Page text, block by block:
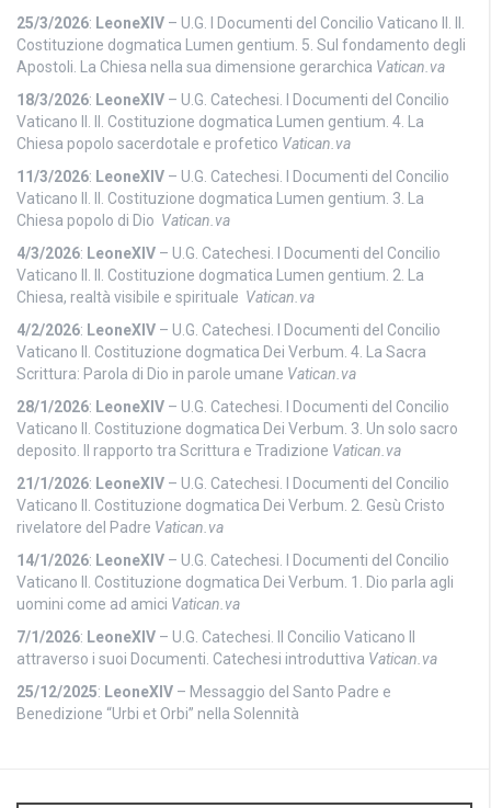
25/3/2026: LeoneXIV – U.G. I Documenti del Concilio Vaticano II. II.
Costituzione dogmatica Lumen gentium. 5. Sul fondamento degli
Apostoli. La Chiesa nella sua dimensione gerarchica Vatican.va
18/3/2026: LeoneXIV – U.G. Catechesi. I Documenti del Concilio
Vaticano II. II. Costituzione dogmatica Lumen gentium. 4. La
Chiesa popolo sacerdotale e profetico Vatican.va
11/3/2026: LeoneXIV – U.G. Catechesi. I Documenti del Concilio
Vaticano II. II. Costituzione dogmatica Lumen gentium. 3. La
Chiesa popolo di Dio Vatican.va
4/3/2026: LeoneXIV – U.G. Catechesi. I Documenti del Concilio
Vaticano II. II. Costituzione dogmatica Lumen gentium. 2. La
Chiesa, realtà visibile e spirituale Vatican.va
4/2/2026: LeoneXIV – U.G. Catechesi. I Documenti del Concilio
Vaticano II. Costituzione dogmatica Dei Verbum. 4. La Sacra
Scrittura: Parola di Dio in parole umane Vatican.va
28/1/2026: LeoneXIV – U.G. Catechesi. I Documenti del Concilio
Vaticano II. Costituzione dogmatica Dei Verbum. 3. Un solo sacro
deposito. Il rapporto tra Scrittura e Tradizione Vatican.va
21/1/2026: LeoneXIV – U.G. Catechesi. I Documenti del Concilio
Vaticano II. Costituzione dogmatica Dei Verbum. 2. Gesù Cristo
rivelatore del Padre Vatican.va
14/1/2026: LeoneXIV – U.G. Catechesi. I Documenti del Concilio
Vaticano II. Costituzione dogmatica Dei Verbum. 1. Dio parla agli
uomini come ad amici Vatican.va
7/1/2026: LeoneXIV – U.G. Catechesi. Il Concilio Vaticano II
attraverso i suoi Documenti. Catechesi introduttiva Vatican.va
25/12/2025: LeoneXIV – Messaggio del Santo Padre e
Benedizione “Urbi et Orbi” nella Solennità